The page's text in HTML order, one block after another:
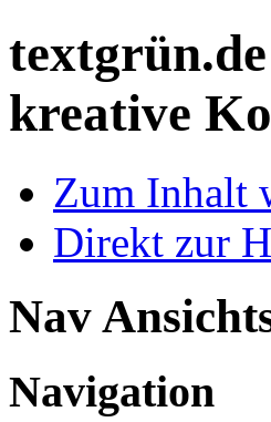
kreative
Zum Inhalt
Direkt zur
Nav
Navigation